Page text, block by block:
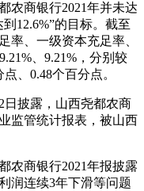
商银行2021年并未达
12.6%”的目标。截至
率、一级资本充足率、
、9.21%，分别较
、0.48个百分点。
披露，山西尧都农商
监管统计报表，被山西
商银行2021年报披露
润连续3年下滑等问题